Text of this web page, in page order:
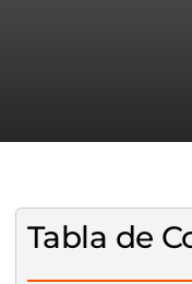
Tabla de